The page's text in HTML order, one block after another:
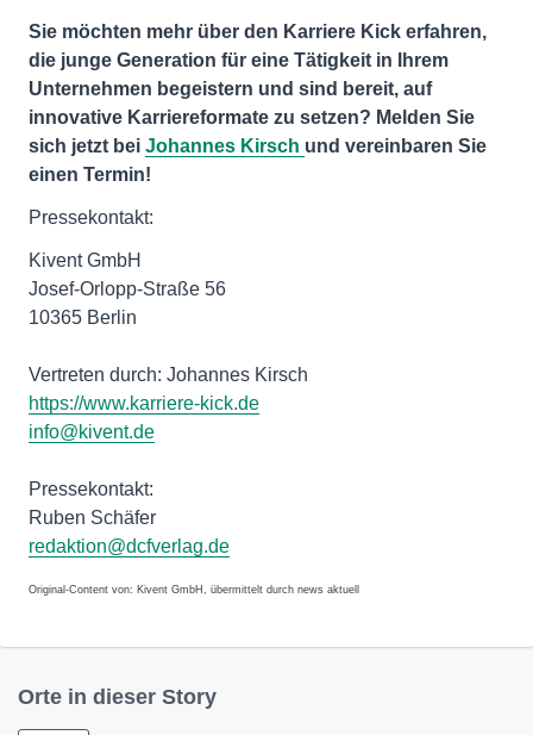
Sie möchten mehr über den Karriere Kick erfahren,
die junge Generation für eine Tätigkeit in Ihrem
Unternehmen begeistern und sind bereit, auf
innovative Karriereformate zu setzen? Melden Sie
sich jetzt bei Johannes Kirsch und vereinbaren Sie
einen Termin!
Pressekontakt:
Kivent GmbH
Josef-Orlopp-Straße 56
10365 Berlin
Vertreten durch: Johannes Kirsch
https://www.karriere-kick.de
info@kivent.de
Pressekontakt:
Ruben Schäfer
redaktion@dcfverlag.de
Original-Content von: Kivent GmbH, übermittelt durch news aktuell
Orte in dieser Story